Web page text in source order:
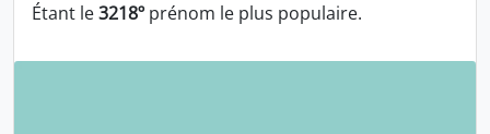
Étant le3218º prénom le plus populaire.